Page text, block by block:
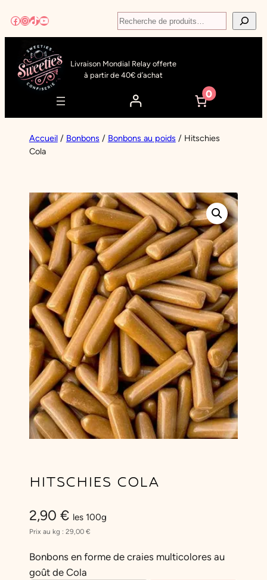
au
contenu
Facebook
Instagram
TikTok
YouTube Recherche
Livraison Mondial Relay offerte
à partir de 40€ d’achat
0
Accueil/ Bonbons / Bonbons au poids / Hitschies
Cola
HITSCHIES COLA
2,90 € les 100g
Prix au kg : 29,00 €
Bonbons en forme de craies multicolores au
goût de Cola